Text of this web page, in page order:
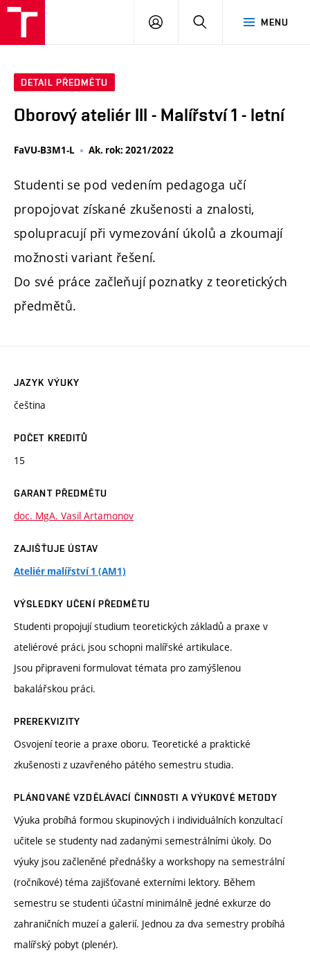
MENU
PŘIHLÁSIT
DETAIL PŘEDMĚTU
Oborový ateliér III - Malířství 1 - letní
FaVU-B3M1-L Ak. rok: 2021/2022
Studenti se pod vedením pedagoga učí
propojovat získané zkušenosti a znalosti,
spolupracují při vymezování úkolů a zkoumají
možnosti variant řešení.
Do své práce začleňují poznatky z teoretických
předmětů.
JAZYK VÝUKY
čeština
POČET KREDITŮ
15
GARANT PŘEDMĚTU
doc. MgA. Vasil Artamonov
ZAJIŠŤUJE ÚSTAV
Ateliér malířství 1 (AM1)
VÝSLEDKY UČENÍ PŘEDMĚTU
Studenti propojují studium teoretických základů a praxe v
ateliérové práci, jsou schopni malířské artikulace.
Jsou připraveni formulovat témata pro zamýšlenou
bakalářskou práci.
PREREKVIZITY
Osvojení teorie a praxe oboru. Teoretické a praktické
zkušenosti z uzavřeného pátého semestru studia.
PLÁNOVANÉ VZDĚLÁVACÍ ČINNOSTI A VÝUKOVÉ METODY
Výuka probíhá formou skupinových i individuálních konzultací
učitele se studenty nad zadanými semestrálními úkoly. Do
výuky jsou začleněné přednášky a workshopy na semestrální
(ročníkové) téma zajišťované externími lektory. Během
semestru se studenti účastní minimálně jedné exkurze do
zahraničních muzeí a galerií. Jednou za dva semestry probíhá
malířský pobyt (plenér).